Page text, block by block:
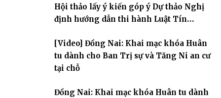
Hội thảo lấy ý kiến góp ý Dự thảo Nghị
định hướng dẫn thi hành Luật Tín
[Video] Đồng Nai: Khai mạc khóa Huân
tu dành cho Ban Trị sự và Tăng Ni an cư
tại chỗ
Đồng Nai: Khai mạc khóa Huân tu dành